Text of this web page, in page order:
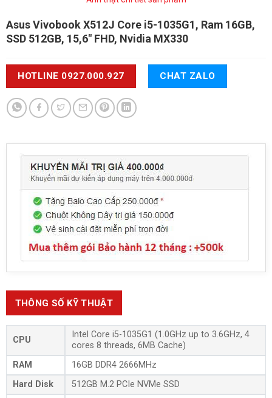
Asus Vivobook X512J Core i5-1035G1, Ram 16GB,
SSD 512GB, 15,6" FHD, Nvidia MX330
HOTLINE 0927.000.927 CHAT ZALO
THÔNG SỐ KỸ THUẬT
CPU
Intel Core i5-1035G1 (1.0GHz up to 3.6GHz, 4
cores 8 threads, 6MB Cache)
RAM
16GB DDR4 2666MHz
Hard Disk
512GB M.2 PCIe NVMe SSD